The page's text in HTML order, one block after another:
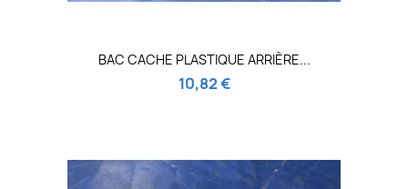
BAC CACHE PLASTIQUE ARRIÈRE...
10,82 €